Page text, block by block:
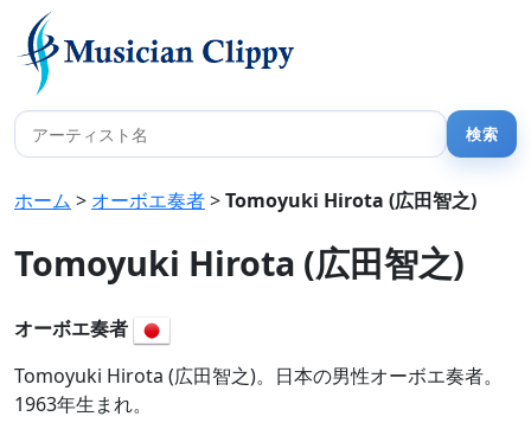
ホーム > オーボエ奏者>Tomoyuki Hirota (広田智之)
Tomoyuki Hirota (広田智之)
オーボエ奏者
Tomoyuki Hirota (広田智之)。日本の男性オーボエ奏者。
1963年生まれ。